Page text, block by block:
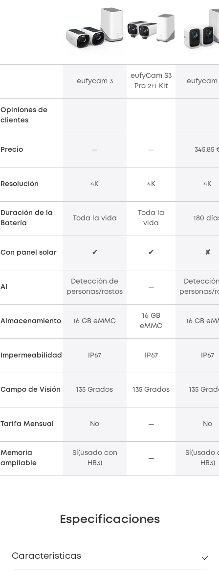
eufycam 3
eufyCam S3
Pro 2+1 Kit
eufycam
Opiniones de
clientes
Precio — — 345,85
Resolución 4K 4K 4K
Duración de la
Batería
Toda la vida
Toda la
vida
180
Con panel solar ✔ ✔ ✘
AI
Detección de
personas/rostos
—
personas/
Almacenamiento 16 GB eMMC
16 GB
eMMC
16 GB
Impermeabilidad IP67 IP67 IP67
Campo de Visión 135 Grados 135 Grados 135
Tarifa Mensual No — No
Memoria
ampliable
Sí(usado con
HB3)
—
Sí(usado
HB3)
Especificaciones
Características